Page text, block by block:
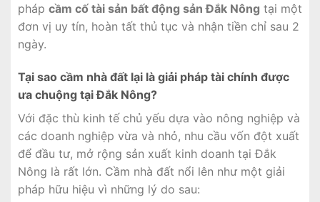
pháp cầm cố tài sản bất động sản Đắk Nông tại một
đơn vị uy tín, hoàn tất thủ tục và nhận tiền chỉ sau 2
ngày.
Tại sao cầm nhà đất lại là giải pháp tài chính được
ưa chuộng tại Đắk Nông?
Với đặc thù kinh tế chủ yếu dựa vào nông nghiệp và
các doanh nghiệp vừa và nhỏ, nhu cầu vốn đột xuất
để đầu tư, mở rộng sản xuất kinh doanh tại Đắk
Nông là rất lớn. Cầm nhà đất nổi lên như một giải
pháp hữu hiệu vì những lý do sau: